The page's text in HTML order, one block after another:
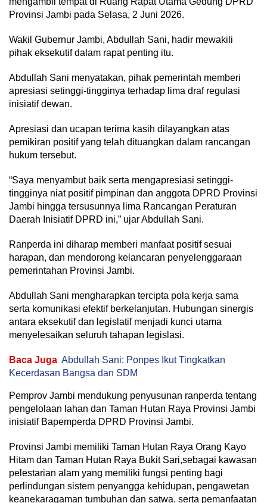
Provinsi Jambi pada Selasa, 2 Juni 2026.
Wakil Gubernur Jambi, Abdullah Sani, hadir mewakili
pihak eksekutif dalam rapat penting itu.
Abdullah Sani menyatakan, pihak pemerintah memberi
apresiasi setinggi-tingginya terhadap lima draf regulasi
inisiatif dewan.
Apresiasi dan ucapan terima kasih dilayangkan atas
pemikiran positif yang telah dituangkan dalam rancangan
hukum tersebut.
“Saya menyambut baik serta mengapresiasi setinggi-
tingginya niat positif pimpinan dan anggota DPRD Provinsi
Jambi hingga tersusunnya lima Rancangan Peraturan
Daerah Inisiatif DPRD ini,” ujar Abdullah Sani.
Ranperda ini diharap memberi manfaat positif sesuai
harapan, dan mendorong kelancaran penyelenggaraan
pemerintahan Provinsi Jambi.
Abdullah Sani mengharapkan tercipta pola kerja sama
serta komunikasi efektif berkelanjutan. Hubungan sinergis
antara eksekutif dan legislatif menjadi kunci utama
menyelesaikan seluruh tahapan legislasi.
Baca Juga Abdullah Sani: Ponpes Ikut Tingkatkan
Kecerdasan Bangsa dan SDM
Pemprov Jambi mendukung penyusunan ranperda tentang
pengelolaan lahan dan Taman Hutan Raya Provinsi Jambi
inisiatif Bapemperda DPRD Provinsi Jambi.
Provinsi Jambi memiliki Taman Hutan Raya Orang Kayo
Hitam dan Taman Hutan Raya Bukit Sari,sebagai kawasan
pelestarian alam yang memiliki fungsi penting bagi
perlindungan sistem penyangga kehidupan, pengawetan
keanekaragaman tumbuhan dan satwa, serta pemanfaatan